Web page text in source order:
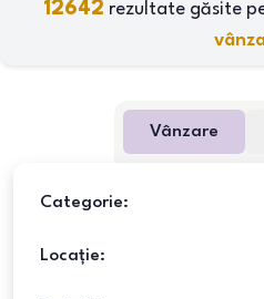
12642 rezultate găsite
Vânzare
Categorie:
Locație: